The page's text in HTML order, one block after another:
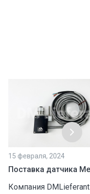
15 февраля, 2024
Поставка датчика
Компания DMLieferant